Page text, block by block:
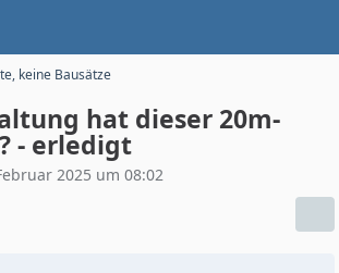
keine Bausätze
hat dieser 20m-
- erledigt
2025 um 08:02